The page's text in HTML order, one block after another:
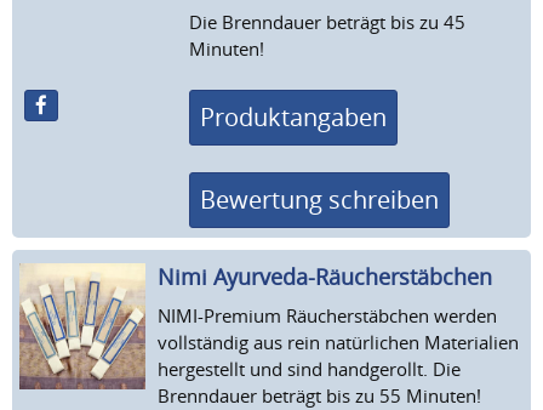
Die Brenndauer beträgt bis zu 45
Minuten!
Produktangaben
Bewertung schreiben
Nimi Ayurveda-Räucherstäb­chen
NIMI-Premium Räucherstäbchen werden
vollständig aus rein natürlichen Materialien
hergestellt und sind handgerollt. Die
Brenndauer beträgt bis zu 55 Minuten!